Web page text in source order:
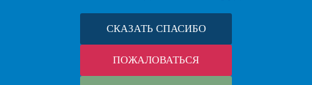
СКАЗАТЬ СПАСИБО
ПОЖАЛОВАТЬСЯ